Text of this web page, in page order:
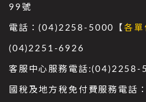
99號
電話：(04)2258-5000【各單
(04)2251-6926
客服中心服務電話:(04)2258-
國稅及地方稅免付費服務電